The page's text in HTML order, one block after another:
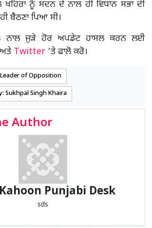
ਨੂੰ ਸਦਨ ਦੇ ਨਾਲ ਹੀ ਵਿਧਾਨ ਸਭਾ ਦੀ
ਬੈਠਣਾ ਪਿਆ ਸੀ।
ਨਾਲ ਜੁੜੇ ਹੋਰ ਅਪਡੇਟ ਹਾਸਲ ਕਰਨ ਲਈ
ਅਤੇ Twitter ‘ਤੇ ਫਾਲੋ ਕਰੋ।
Leader of Opposition
Sukhpal Singh Khaira
Author
Punjabi Desk
sds